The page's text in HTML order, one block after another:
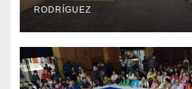
RODRÍGUEZ